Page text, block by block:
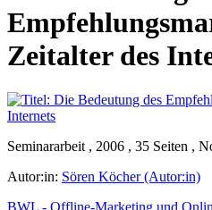
Zeitalter des
Seminararbeit , 2006 , 35 Seiten ,
Autor:in: Sören Köcher (Autor:in)
BWL - Offline-Marketing und